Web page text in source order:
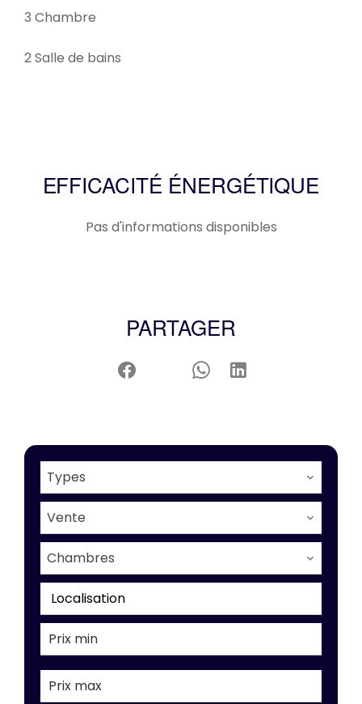
3 Chambre
2 Salle de bains
EFFICACITÉ ÉNERGÉTIQUE
Pas d'informations disponibles
PARTAGER
Types
Vente
Chambres
Localisation